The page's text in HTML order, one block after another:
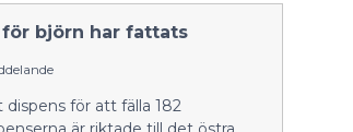
björn har fattats
dispens för att fälla 182